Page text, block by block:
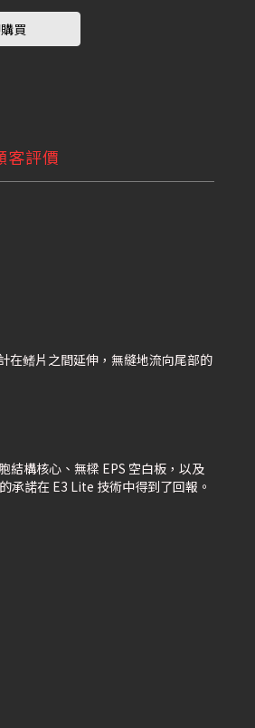
買
客評價
在鳍片之間延伸，無縫地流向尾部的
構核心、無樑 EPS 空白板，以及
諾在 E3 Lite 技術中得到了回報。